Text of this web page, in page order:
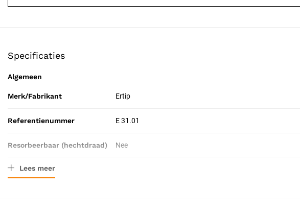
Specificaties
Algemeen
Merk/Fabrikant Ertip
Referentienummer E 31.01
Resorbeerbaar (hechtdraad) Nee
Tip-lengte
Lees meer